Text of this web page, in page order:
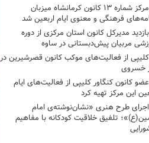
مرکز شماره ۱۳ کانون کرمانشاه میزبان
فرهنگی و معنوی ایام اربعین شد
بازدید مدیرکل کانون استان مرکزی از دوره
مربیان پیش‌دبستانی در ساوه
کلیپی از فعالیت‌های موکب کانون قصرشیرین در
خسروی
عضو کانون کنگاور کلیپی از فعالیت‌های ایام
این مرکز تهیه کرد
اجرای طرح هنری «نشان‌نوشته‌ی امام
تلفیق خلاقیت کودکانه با مفاهیم